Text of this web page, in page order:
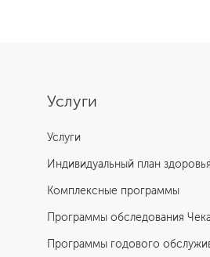
Услуги
Услуги
Индивидуальный план здоровья
Комплексные программы
Программы обследования
Программы годового